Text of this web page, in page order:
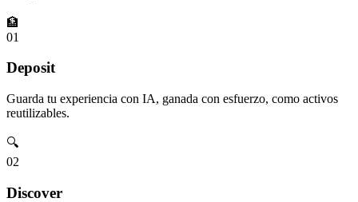
🏦
01
Deposit
Guarda tu experiencia con IA, ganada con esfuerzo, como activos
reutilizables.
🔍
02
Discover